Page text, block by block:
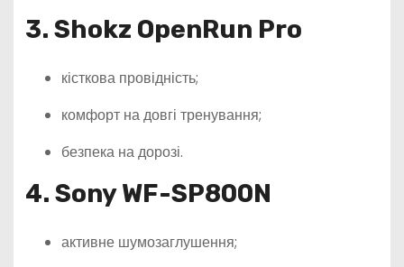
3. Shokz OpenRun Pro
кісткова провідність;
комфорт на довгі тренування;
безпека на дорозі.
4. Sony WF-SP800N
активне шумозаглушення;